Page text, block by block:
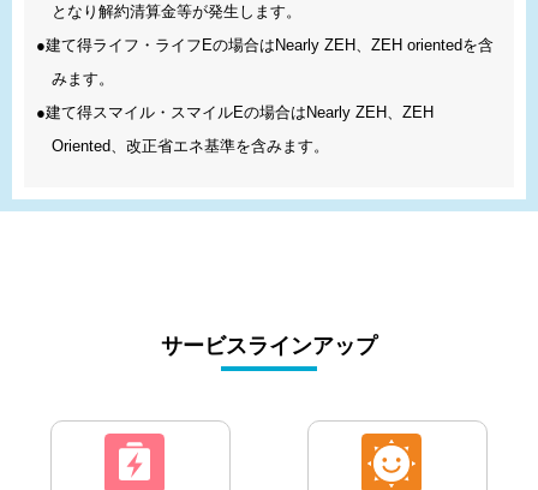
となり解約清算金等が発生します。
●建て得ライフ・ライフEの場合はNearly ZEH、ZEH orientedを含
みます。
●建て得スマイル・スマイルEの場合はNearly ZEH、ZEH
Oriented、改正省エネ基準を含みます。
サービスラインアップ